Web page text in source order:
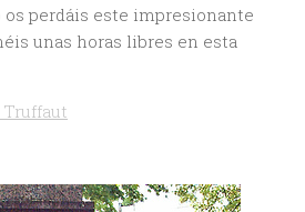
perdáis este impresionante
unas horas libres en esta